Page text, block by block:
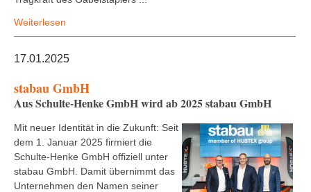
Weiterlesen
17.01.2025
stabau GmbH
Aus Schulte-Henke GmbH wird ab 2025 stabau GmbH
Mit neuer Identität in die Zukunft: Seit
dem 1. Januar 2025 firmiert die
Schulte-Henke GmbH offiziell unter
stabau GmbH. Damit übernimmt das
Unternehmen den Namen seiner